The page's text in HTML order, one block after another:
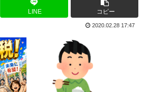
フィギュア化www
食べない海産物がこちらです‥」→「島...
が騒然！←「これは食べたい」（海外...
めの日常アニメ
で粛清へwww
キャラ描きました。全員分かるかな？...
LINE コピー
2020.02.28 17:47